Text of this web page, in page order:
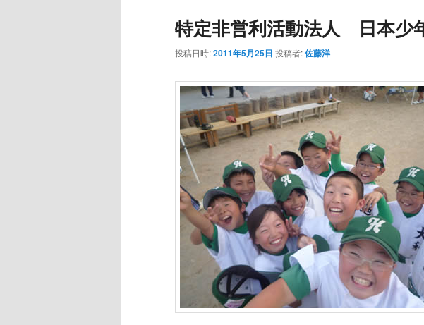
特定非営利活動法人 日本少
投稿日時:2011年5月25日 投稿者:佐藤洋